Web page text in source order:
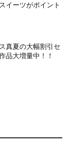
イーツがポイント
真夏の大幅割引セ
品大増量中！！